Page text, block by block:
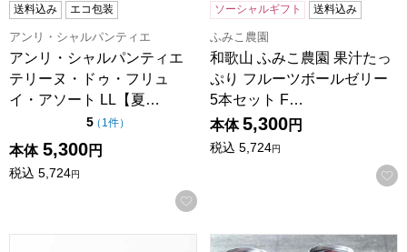
送料込み エコ包装
アンリ・シャルパンティエ
アンリ・シャルパンティエ
テリーヌ・ドゥ・フリュ
イ・アソート LL【夏…
5点（5点満点中）
（ 1件の評価
）
本体 5,300円
税込 5,724円
お気に入りに登録する
ソーシャルギフト 送料込み
ふみこ農園
和歌山 ふみこ農園 果汁たっ
ぷり フルーツボールゼリー
5本セット F…
本体 5,300円
税込 5,724円
【京都・東山茶寮】宇治抹茶とほうじ茶の3種プリン(宇治
ヴィクトリアンカフェ 白雪